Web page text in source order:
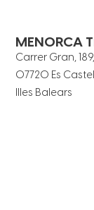
MENORCA
Carrer Gran, 189,
07720 Es
Illes Balears